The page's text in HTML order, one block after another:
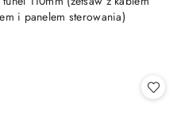
i panelem sterowania)